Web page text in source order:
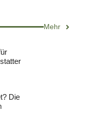
Mehr
Die